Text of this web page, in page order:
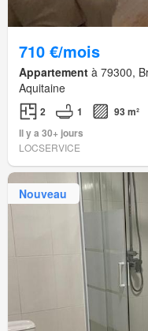
710 €/mois
Appartement à 79300,
Aquitaine
2 1
93 m²
Il y a 30+ jours
LOCSERVICE
Nouveau